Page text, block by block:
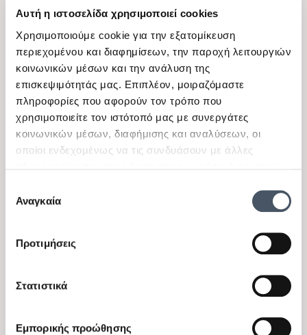
Αυτή η ιστοσελίδα χρησιμοποιεί cookies
Χρησιμοποιούμε cookie για την εξατομίκευση
περιεχομένου και διαφημίσεων, την παροχή λειτουργιών
κοινωνικών μέσων και την ανάλυση της
επισκεψιμότητάς μας. Επιπλέον, μοιραζόμαστε
πληροφορίες που αφορούν τον τρόπο που
χρησιμοποιείτε τον ιστότοπό μας με συνεργάτες
κοινωνικών μέσων, διαφήμισης και αναλύσεων, οι
οποίοι ενδεχομένως να τις συνδυάσουν με άλλες
των υπηρεσιών τους.
συγκατάθεσης
Αναγκαία
Προτιμήσεις
Στατιστικά
Εμπορικής προώθησης
Ρούχα για Κορίτσια